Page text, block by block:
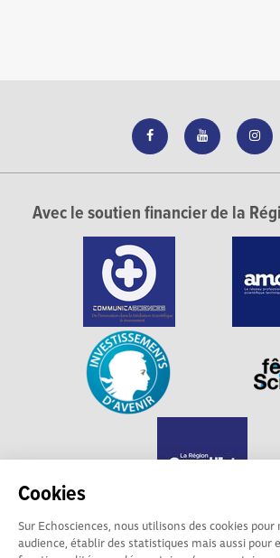
Cookies
Sur Echosciences, nous utilisons des cookies
audience, établir des statistiques mais aussi pour
Avec le soutien financier de la
Echosciences Grand Est est propulsé par